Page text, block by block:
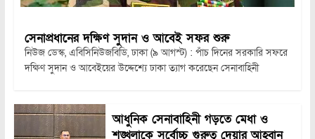
সেনাপ্রধানের দক্ষিণ সুদান ও আবেই সফর শুরু
নিউজ ডেস্ক, এবিসিনিউজবিডি, ঢাকা (৯ আগস্ট) : পাঁচ দিনের সরকারি সফরে
দক্ষিণ সুদান ও আবেইয়ের উদ্দেশ্যে ঢাকা ত্যাগ করেছেন সেনাবাহিনী
আধুনিক সেনাবাহিনী গড়তে মেধা ও
শৃঙ্খলাকে সর্বোচ্চ গুরুত্ব দেয়ার আহ্বান